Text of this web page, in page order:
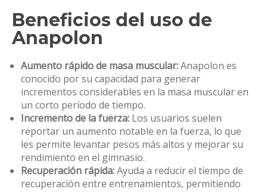
Beneficios del uso de
Anapolon
Aumento rápido de masa muscular:Anapolon es
conocido por su capacidad para generar
incrementos considerables en la masa muscular en
un corto período de tiempo.
Incremento de la fuerza: Los usuarios suelen
reportar un aumento notable en la fuerza, lo que
les permite levantar pesos más altos y mejorar su
rendimiento en el gimnasio.
Recuperación rápida:Ayuda a reducir el tiempo de
recuperación entre entrenamientos, permitiendo